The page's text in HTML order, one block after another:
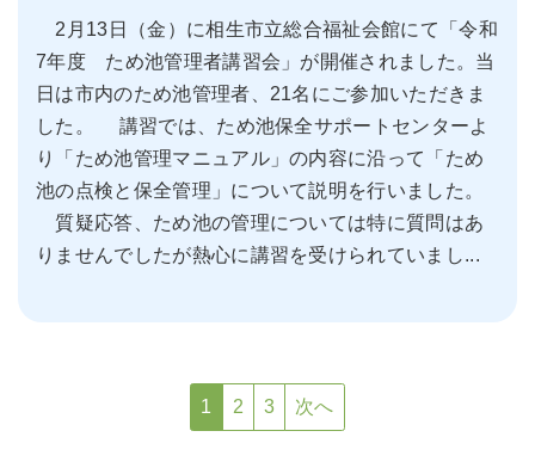
2月13日（金）に相生市立総合福祉会館にて「令和
7年度 ため池管理者講習会」が開催されました。当
日は市内のため池管理者、21名にご参加いただきま
した。 講習では、ため池保全サポートセンターよ
り「ため池管理マニュアル」の内容に沿って「ため
池の点検と保全管理」について説明を行いました。
質疑応答、ため池の管理については特に質問はあ
りませんでしたが熱心に講習を受けられていまし...
1 2 3 次へ